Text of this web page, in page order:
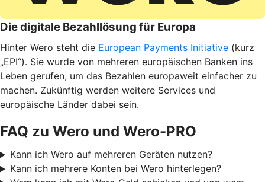
Die digitale Bezahllösung für Europa
Hinter Wero steht die European Payments Initiative (kurz
„EPI“). Sie wurde von mehreren europäischen Banken ins
Leben gerufen, um das Bezahlen europaweit einfacher zu
machen. Zukünftig werden weitere Services und
europäische Länder dabei sein.
FAQ zu Wero und Wero-PRO
Kann ich Wero auf mehreren Geräten nutzen?
Kann ich mehrere Konten bei Wero hinterlegen?